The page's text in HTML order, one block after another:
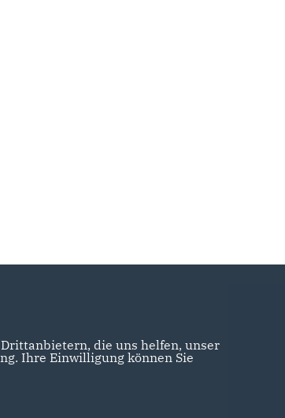
die uns helfen, unser
Ihre Einwilligung können Sie